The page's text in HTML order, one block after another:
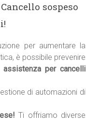
sospeso
per aumentare la
è possibile prevenire
assistenza per cancelli
di automazioni di
Ti offriamo diverse